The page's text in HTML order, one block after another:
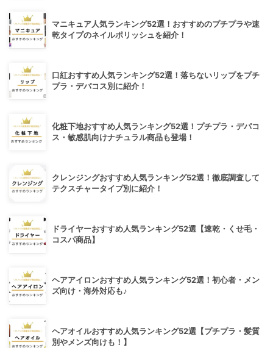
マニキュア人気ランキング52選！おすすめのプチプラや速
乾タイプのネイルポリッシュを紹介！
口紅おすすめ人気ランキング52選！落ちないリップをプチ
プラ・デパコス別に紹介！
化粧下地おすすめ人気ランキング52選！プチプラ・デパコ
ス・敏感肌向けナチュラル商品も登場！
クレンジングおすすめ人気ランキング52選！徹底調査して
テクスチャータイプ別に紹介！
ドライヤーおすすめ人気ランキング52選【速乾・くせ毛・
コスパ商品】
ヘアアイロンおすすめ人気ランキング52選！初心者・メン
ズ向け・海外対応も♪
ヘアオイルおすすめ人気ランキング52選【プチプラ・髪質
別やメンズ向けも！】